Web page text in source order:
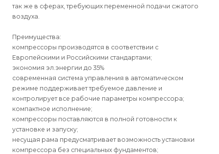
так же в сферах, требующих переменной подачи сжатого
воздуха.
Преимущества:
компрессоры производятся в соответствии с
Европейскими и Российскими стандартами;
экономия эл.энергии до 35%
современная система управления в автоматическом
режиме поддерживает требуемое давление и
контролирует все рабочие параметры компрессора;
компактное исполнение;
компрессоры поставляются в полной готовности к
установке и запуску;
несущая рама предусматривает возможность установки
компрессора без специальных фундаментов;